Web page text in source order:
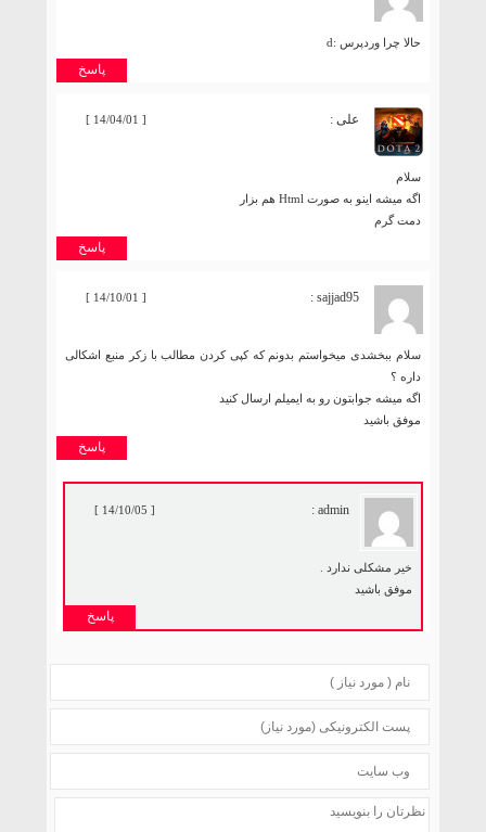
حالا چرا وردپرس :d
پاسخ
علی : [ 14/04/01 ]
سلام
اگه میشه اینو به صورت Html هم بزار
دمت گرم
پاسخ
sajjad95 :
[ 14/10/01 ]
سلام ببخشدی میخواستم بدونم که کپی کردن مطالب با زکر منبع اشکالی
داره ؟
اگه میشه جوابتون رو به ایمیلم ارسال کنید
موفق باشید
پاسخ
admin :
[ 14/10/05 ]
خیر مشکلی ندارد .
موفق باشید
پاسخ